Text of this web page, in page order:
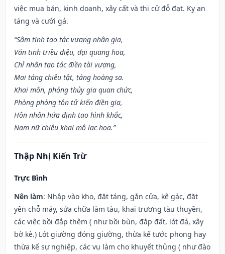
việc mua bán, kinh doanh, xây cất và thi cử đỗ đạt. Kỵ an
táng và cưới gả.
“Sâm tinh tạo tác vượng nhân gia,
Văn tinh triều diệu, đại quang hoa,
Chỉ nhân tạo tác điền tài vượng,
Mai táng chiêu tật, táng hoàng sa.
Khai môn, phóng thủy gia quan chức,
Phòng phòng tôn tử kiến điền gia,
Hôn nhân hứa định tao hình khắc,
Nam nữ chiêu khai mộ lạc hoa.”
Thập Nhị Kiến Trừ
Trực Bình
Nên làm: Nhập vào kho, đặt táng, gắn cửa, kê gác, đặt
yên chỗ máy, sửa chữa làm tàu, khai trương tàu thuyền,
các việc bồi đắp thêm ( như bồi bùn, đắp đất, lót đá, xây
bờ kè.) Lót giường đóng giường, thừa kế tước phong hay
thừa kế sự nghiệp, các vụ làm cho khuyết thủng ( như đào